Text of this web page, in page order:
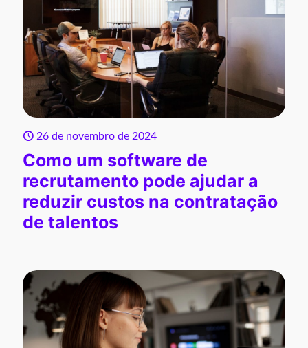
26 de novembro de 2024
Como um software de
recrutamento pode ajudar a
reduzir custos na contratação
de talentos